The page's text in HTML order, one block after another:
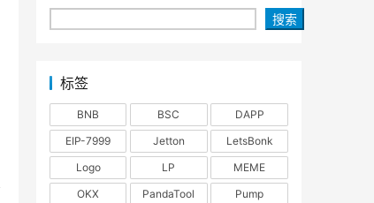
搜索
标签
BNB BSC
DAPP
EIP-7999
Jetton
LetsBonk
Logo
LP
MEME
OKX
PandaTool
Pump